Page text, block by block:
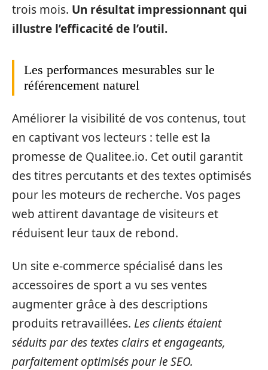
trois mois. Un résultat impressionnant qui
illustre l’efficacité de l’outil.
Les performances mesurables sur le
référencement naturel
Améliorer la visibilité de vos contenus, tout
en captivant vos lecteurs : telle est la
promesse de Qualitee.io. Cet outil garantit
des titres percutants et des textes optimisés
pour les moteurs de recherche. Vos pages
web attirent davantage de visiteurs et
réduisent leur taux de rebond.
Un site e-commerce spécialisé dans les
accessoires de sport a vu ses ventes
augmenter grâce à des descriptions
produits retravaillées. Les clients étaient
séduits par des textes clairs et engageants,
parfaitement optimisés pour le SEO.